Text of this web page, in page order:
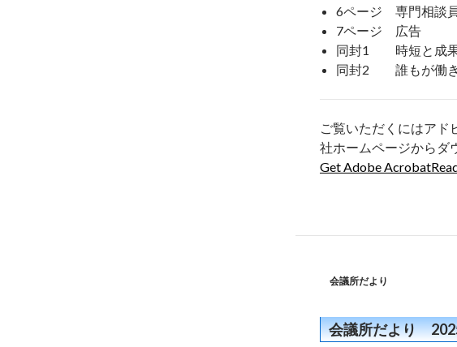
6ページ 専門相談
7ページ 広告
同封1 時短と成果
同封2 誰もが働き
ご覧いただくにはアド
社ホームページからダ
Get Adobe
会議所だより
会議所だより